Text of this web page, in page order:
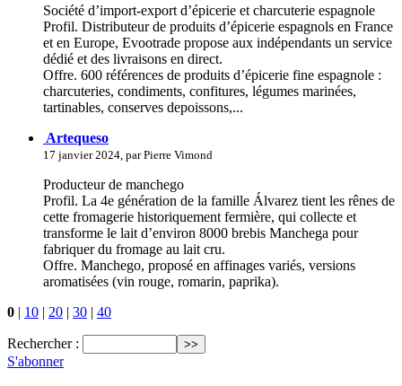
Société d’import-export d’épicerie et charcuterie espagnole
Profil. Distributeur de produits d’épicerie espagnols en France
et en Europe, Evootrade propose aux indépendants un service
dédié et des livraisons en direct.
Offre. 600 références de produits d’épicerie fine espagnole :
charcuteries, condiments, confitures, légumes marinées,
tartinables, conserves depoissons,...
Artequeso
17 janvier 2024, par Pierre Vimond
Producteur de manchego
Profil. La 4e génération de la famille Álvarez tient les rênes de
cette fromagerie historiquement fermière, qui collecte et
transforme le lait d’environ 8000 brebis Manchega pour
fabriquer du fromage au lait cru.
Offre. Manchego, proposé en affinages variés, versions
aromatisées (vin rouge, romarin, paprika).
0 | 10 | 20 | 30 | 40
Rechercher :
S'abonner